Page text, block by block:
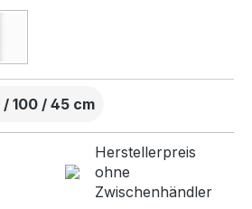
100 / 45 cm
Herstellerpreis
ohne
Zwischenhändler